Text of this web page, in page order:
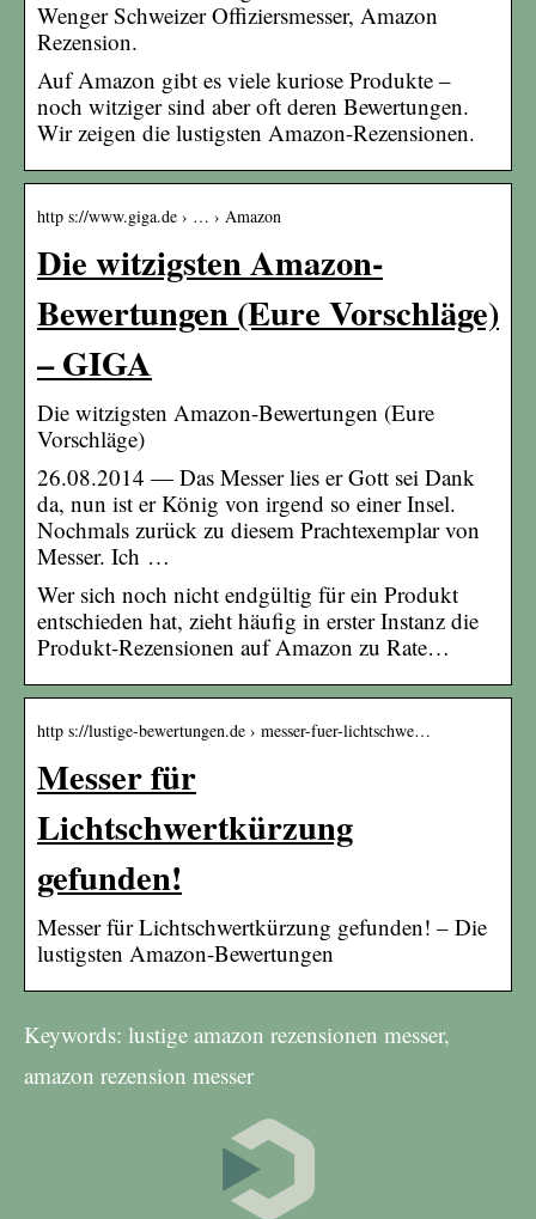
Wenger Schweizer Offiziersmesser, Amazon
Rezension.
Auf Amazon gibt es viele kuriose Produkte –
noch witziger sind aber oft deren Bewertungen.
Wir zeigen die lustigsten Amazon-Rezensionen.
http s://www.giga.de › … › Amazon
Die witzigsten Amazon-
Bewertungen (Eure Vorschläge)
– GIGA
Die witzigsten Amazon-Bewertungen (Eure
Vorschläge)
26.08.2014 — Das Messer lies er Gott sei Dank
da, nun ist er König von irgend so einer Insel.
Nochmals zurück zu diesem Prachtexemplar von
Messer. Ich …
Wer sich noch nicht endgültig für ein Produkt
entschieden hat, zieht häufig in erster Instanz die
Produkt-Rezensionen auf Amazon zu Rate…
http s://lustige-bewertungen.de › messer-fuer-lichtschwe…
Messer für
Lichtschwertkürzung
gefunden!
Messer für Lichtschwertkürzung gefunden! – Die
lustigsten Amazon-Bewertungen
Keywords: lustige amazon rezensionen messer,
amazon rezension messer